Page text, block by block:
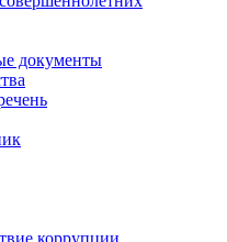
документы
коррупции